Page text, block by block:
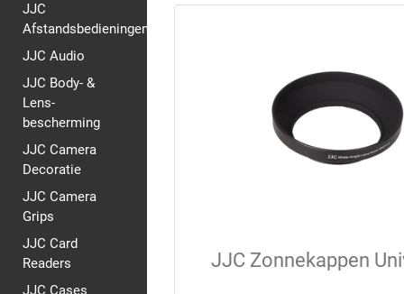
JJC
Afstandsbedieningen
JJC Audio
JJC Body- &
Lens-
bescherming
JJC Camera
Decoratie
JJC Camera
Grips
JJC Card
Readers
JJC Cases
JJC Zonnekappen